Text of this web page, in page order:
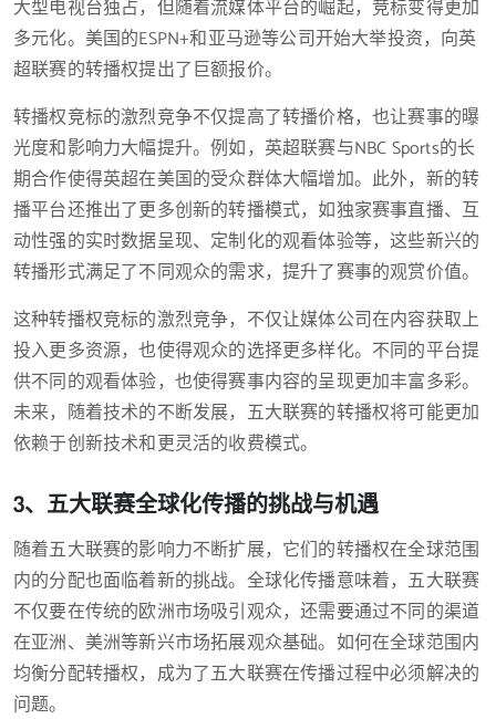
大型电视台独占，但随着流媒体平台的崛起，竞标变得更加
多元化。美国的ESPN+和亚马逊等公司开始大举投资，向英
超联赛的转播权提出了巨额报价。
转播权竞标的激烈竞争不仅提高了转播价格，也让赛事的曝
光度和影响力大幅提升。例如，英超联赛与NBC Sports的长
期合作使得英超在美国的受众群体大幅增加。此外，新的转
播平台还推出了更多创新的转播模式，如独家赛事直播、互
动性强的实时数据呈现、定制化的观看体验等，这些新兴的
转播形式满足了不同观众的需求，提升了赛事的观赏价值。
这种转播权竞标的激烈竞争，不仅让媒体公司在内容获取上
投入更多资源，也使得观众的选择更多样化。不同的平台提
供不同的观看体验，也使得赛事内容的呈现更加丰富多彩。
未来，随着技术的不断发展，五大联赛的转播权将可能更加
依赖于创新技术和更灵活的收费模式。
3、五大联赛全球化传播的挑战与机遇
随着五大联赛的影响力不断扩展，它们的转播权在全球范围
内的分配也面临着新的挑战。全球化传播意味着，五大联赛
不仅要在传统的欧洲市场吸引观众，还需要通过不同的渠道
在亚洲、美洲等新兴市场拓展观众基础。如何在全球范围内
均衡分配转播权，成为了五大联赛在传播过程中必须解决的
问题。